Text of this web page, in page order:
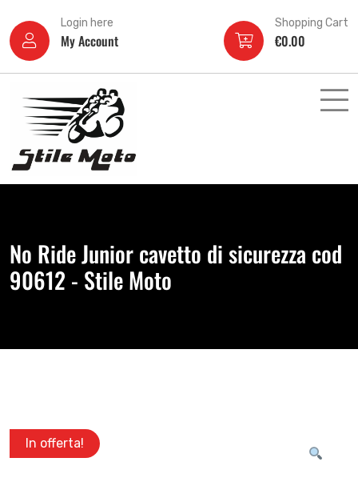
Login here
My Account
Shopping Cart
€0.00
No Ride Junior cavetto di sicurezza cod
90612 - Stile Moto
In offerta!